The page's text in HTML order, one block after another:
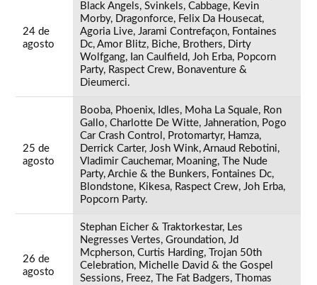
24 de
agosto
Black Angels, Svinkels, Cabbage, Kevin
Morby, Dragonforce, Felix Da Housecat,
Agoria Live, Jarami Contrefaçon, Fontaines
Dc, Amor Blitz, Biche, Brothers, Dirty
Wolfgang, Ian Caulfield, Joh Erba, Popcorn
Party, Raspect Crew, Bonaventure &
Dieumerci.
25 de
agosto
Booba, Phoenix, Idles, Moha La Squale, Ron
Gallo, Charlotte De Witte, Jahneration, Pogo
Car Crash Control, Protomartyr, Hamza,
Derrick Carter, Josh Wink, Arnaud Rebotini,
Vladimir Cauchemar, Moaning, The Nude
Party, Archie & the Bunkers, Fontaines Dc,
Blondstone, Kikesa, Raspect Crew, Joh Erba,
Popcorn Party.
26 de
agosto
Stephan Eicher & Traktorkestar, Les
Negresses Vertes, Groundation, Jd
Mcpherson, Curtis Harding, Trojan 50th
Celebration, Michelle David & the Gospel
Sessions, Freez, The Fat Badgers, Thomas